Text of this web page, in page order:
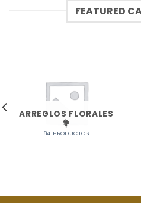
FEATURED
ARREGLOS FLORALES
💐
84 PRODUCTOS